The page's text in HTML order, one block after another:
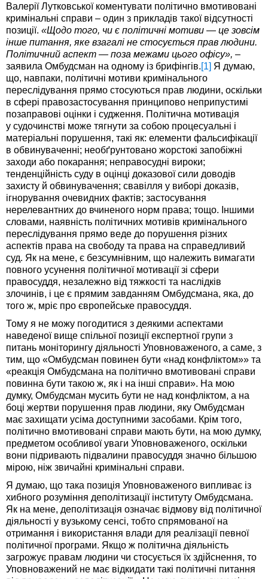
Валерії Лутковської коментувати політично вмотивовані
кримінальні справи – один з прикладів такої відсутності
позиції. «Щодо того, чи є політичні мотиви — це зовсім
інше питання, яке взагалі не стосується прав людини.
Політичний аспект — поза межами цього офісу», –
заявила Омбудсман на одному із брифінгів. [1] Я думаю,
що, навпаки, політичні мотиви кримінального
переслідування прямо стосуються прав людини, оскільки
в сфері правозастосування принципово неприпустимі
позаправові оцінки і судження. Політична мотивація
у судочинстві може тягнути за собою процесуальні і
матеріальні порушення, такі як: елементи фальсифікації
в обвинуваченні; необґрунтовано жорстокі запобіжні
заходи або покарання; неправосудні вироки;
тенденційність суду в оцінці доказової сили доводів
захисту й обвинувачення; свавілля у виборі доказів,
ігнорування очевидних фактів; застосування
нерелевантних до вчиненого норм права; тощо. Іншими
словами, наявність політичних мотивів кримінального
переслідування прямо веде до порушення різних
аспектів права на свободу та права на справедливий
суд. Як на мене, є безсумнівним, що належить вимагати
повного усунення політичної мотивації зі сфери
правосуддя, незалежно від тяжкості та наслідків
злочинів, і це є прямим завданням Омбудсмана, яка, до
того ж, мріє про європейське правосуддя.
Тому я не можу погодитися з деякими аспектами
наведеної вище спільної позиції експертної групи з
питань моніторингу діяльності Уповноваженого, а саме, з
тим, що «Омбудсман повинен бути «над конфліктом»» та
«реакція Омбудсмана на політично вмотивовані справи
повинна бути такою ж, як і на інші справи». На мою
думку, Омбудсман мусить бути не над конфліктом, а на
боці жертви порушення прав людини, яку Омбудсман
має захищати усіма доступними засобами. Крім того,
політично вмотивовані справи мають бути, на мою думку,
предметом особливої уваги Уповноваженого, оскільки
вони підривають підвалини правосуддя значно більшою
мірою, ніж звичайні кримінальні справи.
Я думаю, що така позиція Уповноваженого випливає із
хибного розуміння деполітизації інституту Омбудсмана.
Як на мене, деполітизація означає відмову від політичної
діяльності у вузькому сенсі, тобто спрямованої на
отримання і використання влади для реалізації певної
політичної програми. Якщо ж політична діяльність
загрожує правам людини чи стосується їх здійснення, то
Уповноважений не має відкидати такі політичні питання